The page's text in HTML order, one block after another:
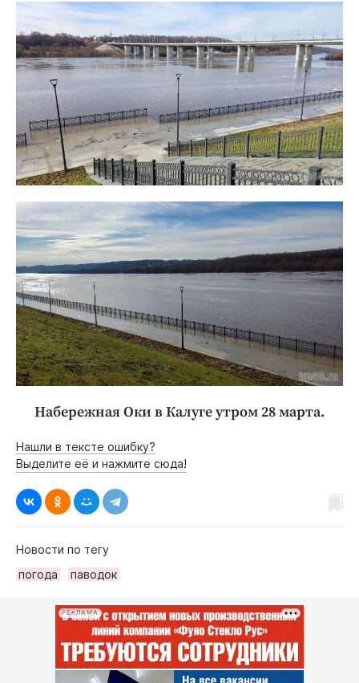
Набережная Оки в Калуге утром 28 марта.
Нашли в тексте ошибку?
Выделите её и нажмите сюда!
Новости по тегу
погода
паводок
РЕКЛАМА